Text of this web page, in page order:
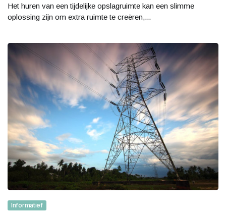
Het huren van een tijdelijke opslagruimte kan een slimme
oplossing zijn om extra ruimte te creëren,...
Informatief